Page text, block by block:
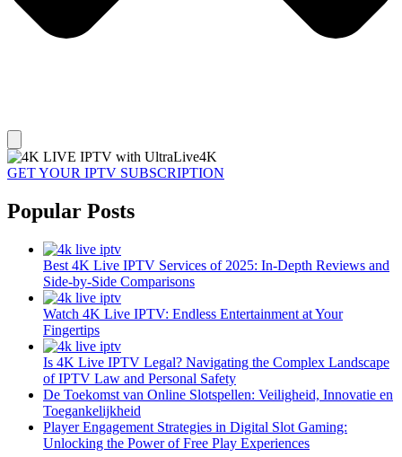
GET YOUR IPTV SUBSCRIPTION
Popular Posts
Best 4K Live IPTV Services of 2025: In-Depth Reviews and
Side-by-Side Comparisons
Watch 4K Live IPTV: Endless Entertainment at Your
Fingertips
Is 4K Live IPTV Legal? Navigating the Complex Landscape
of IPTV Law and Personal Safety
De Toekomst van Online Slotspellen: Veiligheid, Innovatie en
Toegankelijkheid
Player Engagement Strategies in Digital Slot Gaming:
Unlocking the Power of Free Play Experiences